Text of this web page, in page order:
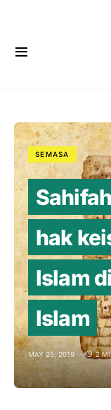
SEMASA
hak
Islam
Islam
MAY 25, 2019 2